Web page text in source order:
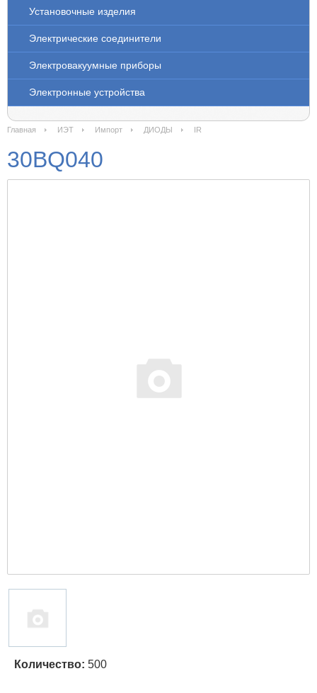
Установочные изделия
Электрические соединители
Электровакуумные приборы
Электронные устройства
Главная ИЭТ Импорт ДИОДЫ IR
30BQ040
Количество: 500